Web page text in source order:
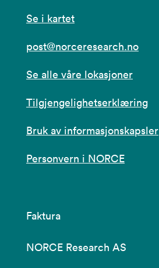
Se i kartet
post@norceresearch.no
Se alle våre lokasjoner
Tilgjengelighetserklæring
Bruk av informasjonskapsler
Personvern i NORCE
Faktura
NORCE Research AS